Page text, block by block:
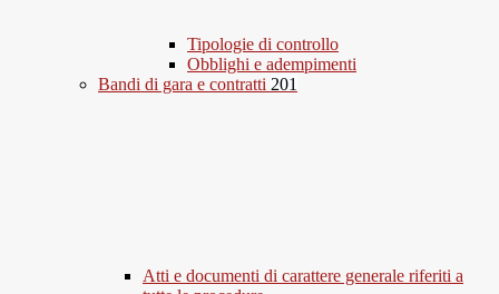
Tipologie di controllo
Obblighi e adempimenti
Bandi di gara e contratti 201
Atti e documenti di carattere generale riferiti a